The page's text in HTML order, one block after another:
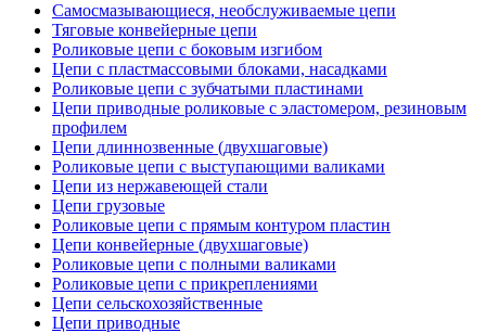
Самосмазывающиеся, необслуживаемые цепи
Тяговые конвейерные цепи
Роликовые цепи с боковым изгибом
Цепи с пластмассовыми блоками, насадками
Роликовые цепи с зубчатыми пластинами
Цепи приводные роликовые с эластомером, резиновым
профилем
Цепи длиннозвенные (двухшаговые)
Роликовые цепи с выступающими валиками
Цепи из нержавеющей стали
Цепи грузовые
Роликовые цепи с прямым контуром пластин
Цепи конвейерные (двухшаговые)
Роликовые цепи с полными валиками
Роликовые цепи с прикреплениями
Цепи сельскохозяйственные
Цепи приводные